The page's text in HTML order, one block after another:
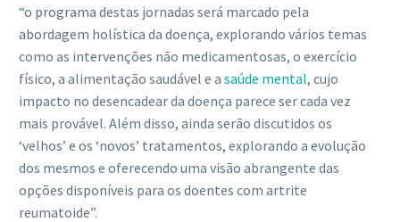
“o programa destas jornadas será marcado pela
abordagem holística da doença, explorando vários temas
como as intervenções não medicamentosas, o exercício
físico, a alimentação saudável e a saúde mental, cujo
impacto no desencadear da doença parece ser cada vez
mais provável. Além disso, ainda serão discutidos os
‘velhos’ e os ‘novos’ tratamentos, explorando a evolução
dos mesmos e oferecendo uma visão abrangente das
opções disponíveis para os doentes com artrite
reumatoide”.